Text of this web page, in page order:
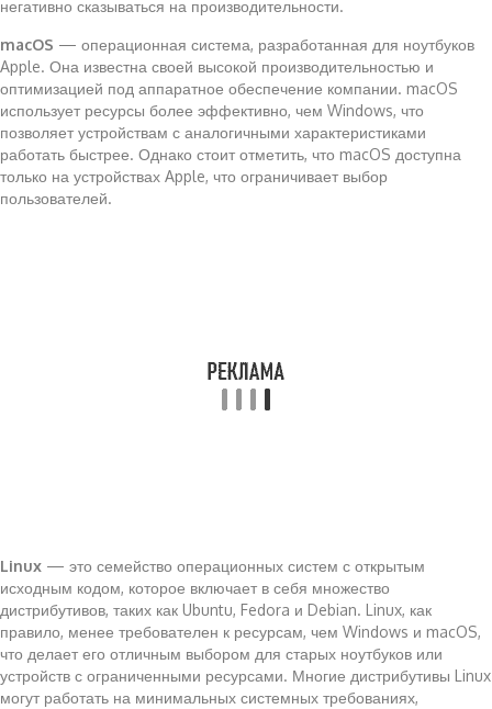
негативно сказываться на производительности.
macOS — операционная система, разработанная для ноутбуков
Apple. Она известна своей высокой производительностью и
оптимизацией под аппаратное обеспечение компании. macOS
использует ресурсы более эффективно, чем Windows, что
позволяет устройствам с аналогичными характеристиками
работать быстрее. Однако стоит отметить, что macOS доступна
только на устройствах Apple, что ограничивает выбор
пользователей.
Linux — это семейство операционных систем с открытым
исходным кодом, которое включает в себя множество
дистрибутивов, таких как Ubuntu, Fedora и Debian. Linux, как
правило, менее требователен к ресурсам, чем Windows и macOS,
что делает его отличным выбором для старых ноутбуков или
устройств с ограниченными ресурсами. Многие дистрибутивы Linux
могут работать на минимальных системных требованиях,